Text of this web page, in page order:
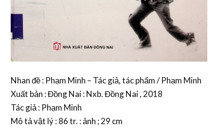
Nhan đề : Phạm Minh – Tác giả, tác phẩm / Phạm Minh
Xuất bản : Đồng Nai : Nxb. Đồng Nai , 2018
Tác giả : Phạm Minh
Mô tả vật lý : 86 tr. : ảnh ; 29 cm